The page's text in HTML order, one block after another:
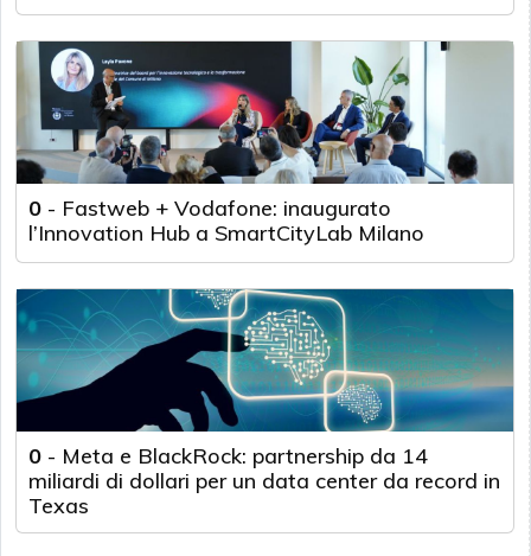
0 - Fastweb + Vodafone: inaugurato
l’Innovation Hub a SmartCityLab Milano
0 - Meta e BlackRock: partnership da 14
miliardi di dollari per un data center da record in
Texas